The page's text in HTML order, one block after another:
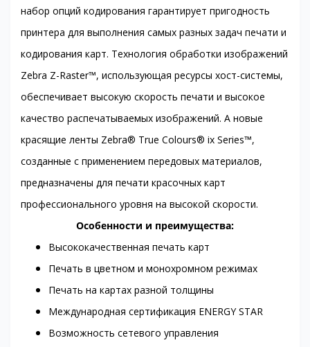
набор опций кодирования гарантирует пригодность
принтера для выполнения самых разных задач печати и
кодирования карт. Технология обработки изображений
Zebra Z-Raster™, использующая ресурсы хост-системы,
обеспечивает высокую скорость печати и высокое
качество распечатываемых изображений. А новые
красящие ленты Zebra® True Colours® ix Series™,
созданные с применением передовых материалов,
предназначены для печати красочных карт
профессионального уровня на высокой скорости.
Особенности и преимущества:
Высококачественная печать карт
Печать в цветном и монохромном режимах
Печать на картах разной толщины
Международная сертификация ENERGY STAR
Возможность сетевого управления